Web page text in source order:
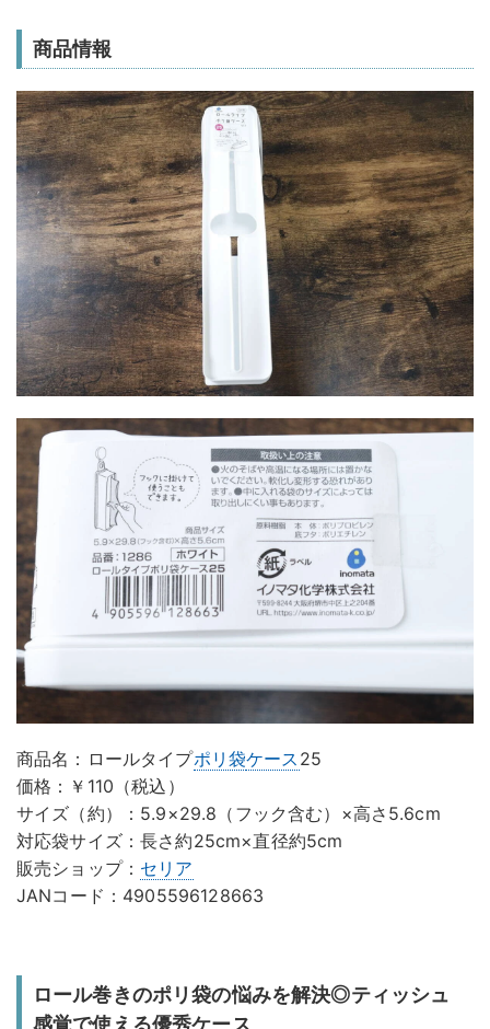
商品情報
商品名：ロールタイプポリ袋ケース 25
価格：￥110（税込）
サイズ（約）：5.9×29.8（フック含む）×高さ5.6cm
対応袋サイズ：長さ約25cm×直径約5cm
販売ショップ： セリア
JANコード：4905596128663
ロール巻きのポリ袋の悩みを解決◎ティッシュ
感覚で使える優秀ケース